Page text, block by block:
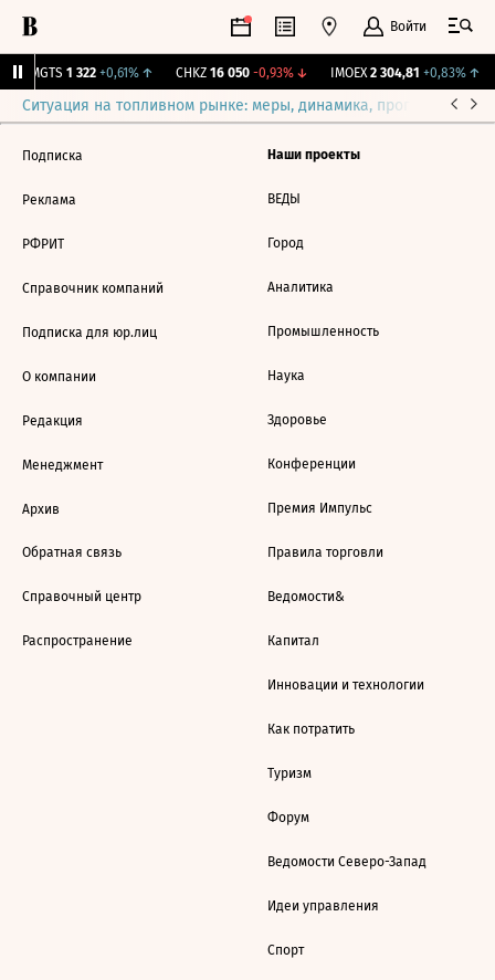
Войти
MGTS 1 322 +0,61%↑ CHKZ 16 050 -0,93%↓ IMOEX 2 304,81 +0,83%↑
Ситуация на топливном рынке: меры, динамика, прогнозы
Подписка
Реклама
РФРИТ
Справочник компаний
Подписка для юр.лиц
О компании
Редакция
Менеджмент
Архив
Обратная связь
Справочный центр
Распространение
Наши проекты
ВЕДЫ
Город
Аналитика
Промышленность
Наука
Здоровье
Конференции
Премия Импульс
Правила торговли
Ведомости&
Капитал
Инновации и технологии
Как потратить
Туризм
Форум
Ведомости Северо-Запад
Идеи управления
Спорт